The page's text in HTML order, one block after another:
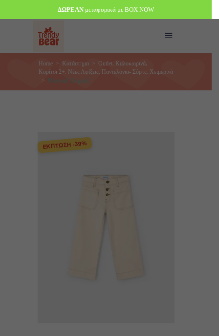
Home> Κατάστημα> Outlet, Καλοκαιρινά,
Κορίτσι 2+
Νέες Αφίξεις Παντελόνια- Σόρτς Χειμερινά
> Mayoral τζιν μπεζ
ΕΚΠΤΩΣΗ -39%
ΔΩΡΕΑΝ μεταφορικά με BOX NOW